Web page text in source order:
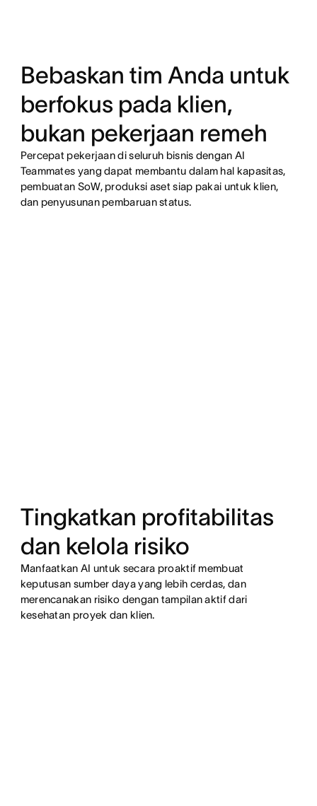
Bebaskan tim Anda untuk
berfokus pada klien,
bukan pekerjaan remeh
Percepat pekerjaan di seluruh bisnis dengan AI
Teammates yang dapat membantu dalam hal kapasitas,
pembuatan SoW, produksi aset siap pakai untuk klien,
dan penyusunan pembaruan status.
Tingkatkan profitabilitas
dan kelola risiko
Manfaatkan AI untuk secara proaktif membuat
keputusan sumber daya yang lebih cerdas, dan
merencanakan risiko dengan tampilan aktif dari
kesehatan proyek dan klien.